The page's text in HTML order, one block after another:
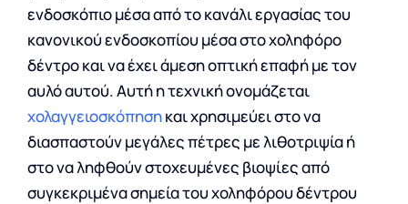
ενδοσκόπιο μέσα από το κανάλι εργασίας του
κανονικού ενδοσκοπίου μέσα στο χοληφόρο
δέντρο και να έχει άμεση οπτική επαφή με τον
αυλό αυτού. Αυτή η τεχνική ονομάζεται
χολαγγειοσκόπησηκαι χρησιμεύει στο να
διασπαστούν μεγάλες πέτρες με λιθοτριψία ή
στο να ληφθούν στοχευμένες βιοψίες από
συγκεκριμένα σημεία του χοληφόρου δέντρου